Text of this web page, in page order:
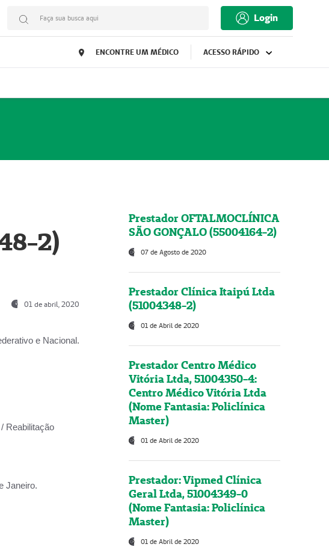
Faça sua busca aqui Login
ENCONTRE UM MÉDICO ACESSO RÁPIDO
2)
01 de abril, 2020
e Nacional.
Reabilitação
Janeiro.
Prestador OFTALMOCLÍNICA
SÃO GONÇALO (55004164-2)
07 de Agosto de 2020
Prestador Clínica Itaipú Ltda
(51004348-2)
01 de Abril de 2020
Prestador Centro Médico
Vitória Ltda, 51004350-4:
Centro Médico Vitória Ltda
(Nome Fantasia: Policlínica
Master)
01 de Abril de 2020
Prestador: Vipmed Clínica
Geral Ltda, 51004349-0
(Nome Fantasia: Policlínica
Master)
01 de Abril de 2020